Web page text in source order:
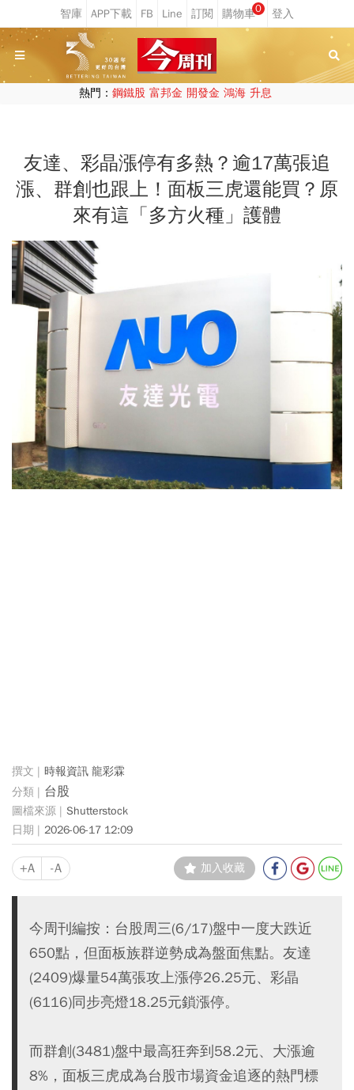
0
熱門： 鋼鐵股 富邦金 開發金 鴻海 升息
友達、彩晶漲停有多熱？逾17萬張追
漲、群創也跟上！面板三虎還能買？原
來有這「多方火種」護體
時報資訊 龍彩霖
台股
Shutterstock
2026-06-17 12:09
+A -A 加入收藏
今周刊編按：台股周三(6/17)盤中一度大跌近
650點，但面板族群逆勢成為盤面焦點。友達
(2409)爆量54萬張攻上漲停26.25元、彩晶
(6116)同步亮燈18.25元鎖漲停。
而群創(3481)盤中最高狂奔到58.2元、大漲逾
8%，面板三虎成為台股市場資金追逐的熱門標